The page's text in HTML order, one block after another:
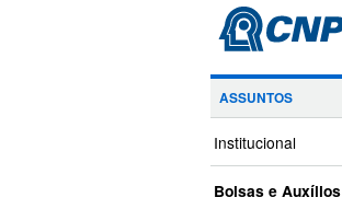
ASSUNTOS
Institucional
Bolsas e Auxílios